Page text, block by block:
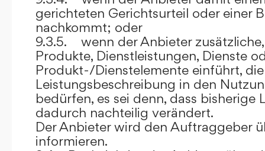
gerichteten Gerichtsurteil oder einer
nachkommt; oder
9.3.5. wenn der Anbieter
Produkte, Dienstleistungen, Dienste
Produkt-/Dienstelemente einführt,
Leistungsbeschreibung in den
bedürfen, es sei denn, dass bisherige
dadurch nachteilig verändert.
Der Anbieter wird den Auftraggeber
informieren.